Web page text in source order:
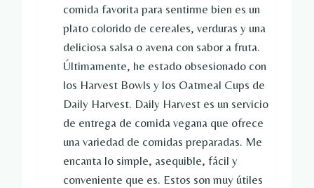
comida favorita para sentirme bien es un
plato colorido de cereales, verduras y una
deliciosa salsa o avena con sabor a fruta.
Últimamente, he estado obsesionado con
los Harvest Bowls y los Oatmeal Cups de
Daily Harvest. Daily Harvest es un servicio
de entrega de comida vegana que ofrece
una variedad de comidas preparadas. Me
encanta lo simple, asequible, fácil y
conveniente que es. Estos son muy útiles